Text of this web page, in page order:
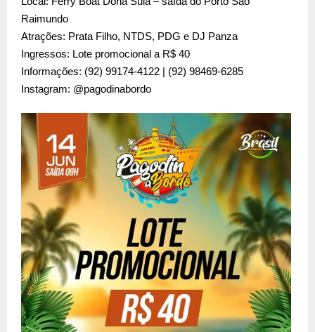
Raimundo
Atrações: Prata Filho, NTDS, PDG e DJ Panza
Ingressos: Lote promocional a R$ 40
Informações: (92) 99174-4122 | (92) 98469-6285
Instagram: @pagodinabordo